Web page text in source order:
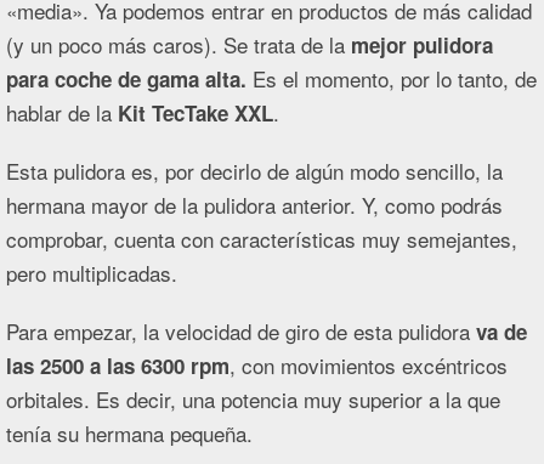
«media». Ya podemos entrar en productos de más calidad
(y un poco más caros). Se trata de la mejor pulidora
para coche de gama alta. Es el momento, por lo tanto, de
hablar de la Kit TecTake XXL.
Esta pulidora es, por decirlo de algún modo sencillo, la
hermana mayor de la pulidora anterior. Y, como podrás
comprobar, cuenta con características muy semejantes,
pero multiplicadas.
Para empezar, la velocidad de giro de esta pulidorava de
las 2500 a las 6300 rpm, con movimientos excéntricos
orbitales. Es decir, una potencia muy superior a la que
tenía su hermana pequeña.